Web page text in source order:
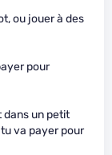
ou jouer à des
pour
dans un petit
va payer pour